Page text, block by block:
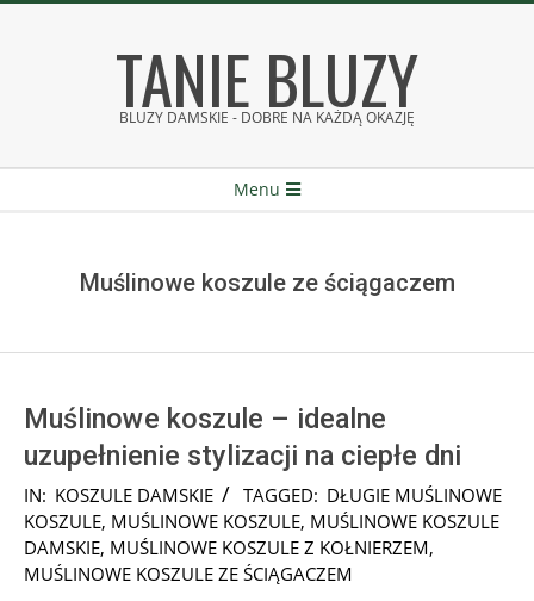
TANIE BLUZY
BLUZY DAMSKIE - DOBRE NA KAŻDĄ OKAZJĘ
Menu
Muślinowe koszule ze ściągaczem
Muślinowe koszule – idealne
uzupełnienie stylizacji na ciepłe dni
2026-
07-
07
IN: KOSZULE DAMSKIE TAGGED: DŁUGIE MUŚLINOWE
KOSZULE, MUŚLINOWE KOSZULE, MUŚLINOWE KOSZULE
DAMSKIE, MUŚLINOWE KOSZULE Z KOŁNIERZEM,
MUŚLINOWE KOSZULE ZE ŚCIĄGACZEM